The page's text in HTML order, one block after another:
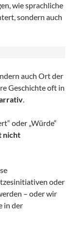
wie sprachliche
sondern auch
auch Ort der
Geschichte oft in
.
oder „Würde“
nicht
oder
– oder wir
in der